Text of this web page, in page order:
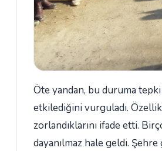
Öte yandan, bu duruma tepki
etkilediğini vurguladı.
zorlandıklarını ifade etti.
dayanılmaz hale geldi. Şehre